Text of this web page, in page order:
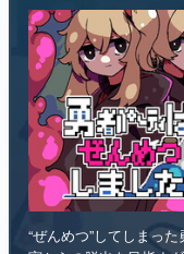
“ぜんめつ”してしまっ
宮からの脱出を目指す
い/いいえ」しか喋れ
い人形になっていて、
選ぶのは、あなたです。